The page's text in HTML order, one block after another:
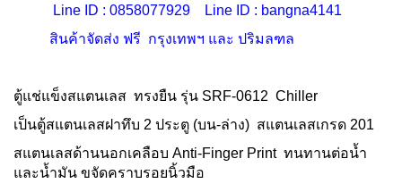
Line ID : 0858077929 Line ID : bangna4141
สินค้าจัดส่ง ฟรี กรุงเทพฯ และ ปริมลฑล
ตู้แช่แข็งสแตนเลส ทรงยืน รุ่น SRF-0612 Chiller
เป็นตู้สแตนเลสฝาทึบ 2 ประตู (บน-ล่าง) สแตนเลสเกรด 201
สแตนเลสด้านนอกเคลือบ Anti-Finger Print ทนทานต่อน้ำ
และน้ำมัน ขจัดคราบรอยนิ้วมือ